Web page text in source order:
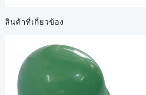
สินค้าที่เกี่ยวข้อง